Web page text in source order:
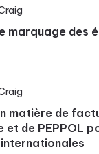
marquage des
matière de
et de PEPPOL